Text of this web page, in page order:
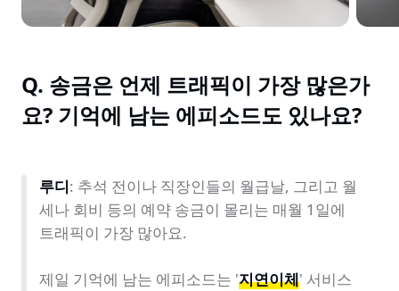
Q. 송금은 언제 트래픽이 가장 많은가
요? 기억에 남는 에피소드도 있나요?
루디: 추석 전이나 직장인들의 월급날, 그리고 월
세나 회비 등의 예약 송금이 몰리는 매월 1일에
트래픽이 가장 많아요.
제일 기억에 남는 에피소드는 '지연이체' 서비스